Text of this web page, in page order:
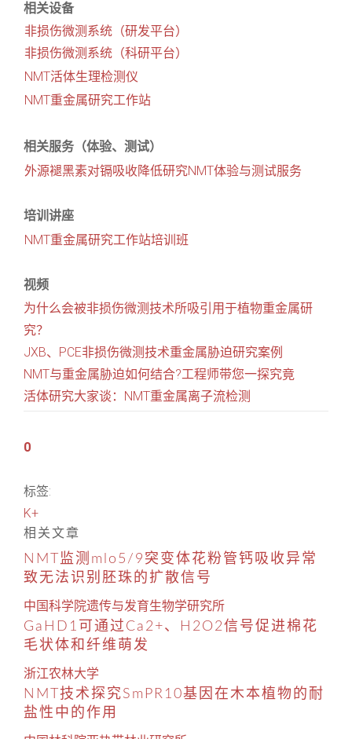
相关设备
非损伤微测系统（研发平台）
非损伤微测系统（科研平台）
NMT活体生理检测仪
NMT重金属研究工作站
相关服务（体验、测试）
外源褪黑素对镉吸收降低研究NMT体验与测试服务
培训讲座
NMT重金属研究工作站培训班
视频
为什么会被非损伤微测技术所吸引用于植物重金属研
究？
JXB、PCE非损伤微测技术重金属胁迫研究案例
NMT与重金属胁迫如何结合?工程师带您一探究竟
活体研究大家谈：NMT重金属离子流检测
0
标签:
K+
相关文章
NMT监测mlo5/9突变体花粉管钙吸收异常
致无法识别胚珠的扩散信号
中国科学院遗传与发育生物学研究所
GaHD1可通过Ca2+、H2O2信号促进棉花
毛状体和纤维萌发
浙江农林大学
NMT技术探究SmPR10基因在木本植物的耐
盐性中的作用